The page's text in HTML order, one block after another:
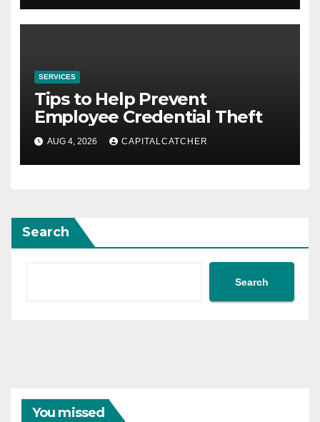
SERVICES
Tips to Help Prevent
Employee Credential Theft
AUG 4, 2026 CAPITALCATCHER
Search
Search
You missed